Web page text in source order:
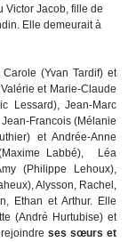
Victor Jacob, fille de
Elle demeurait à
(Yvan Tardif) et
et Marie-Claude
Lessard), Jean-Marc
Francois (Mélanie
et Andrée-Anne
Labbé), Léa
(Philippe Lehoux),
Alysson, Rachel,
Ethan et Arthur. Elle
(André Hurtubise) et
ses sœurs et